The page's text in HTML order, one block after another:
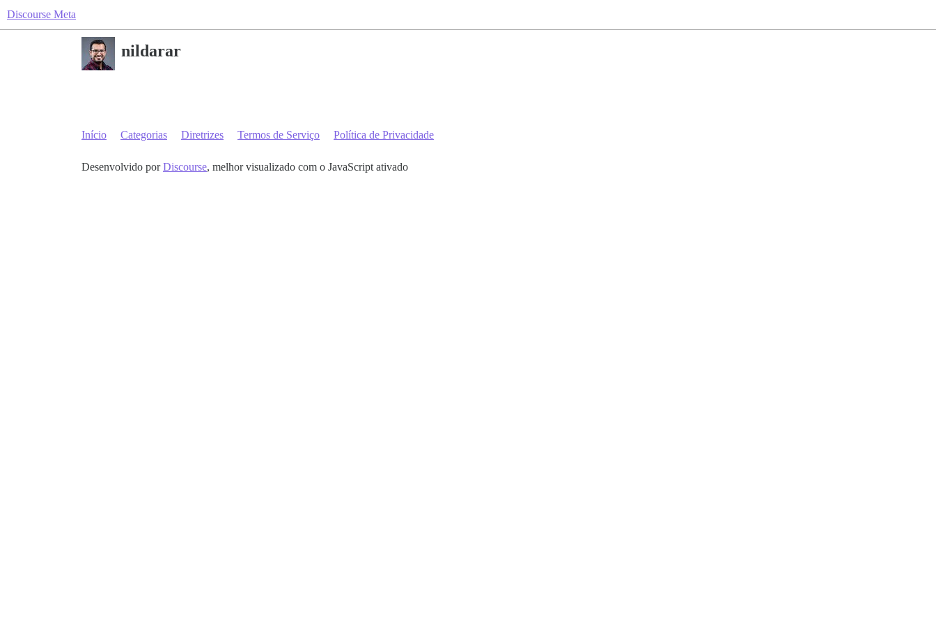
Discourse Meta
nildarar
Início Categorias Diretrizes Termos de Serviço Política de Privacidade
Desenvolvido porDiscourse, melhor visualizado com o JavaScript ativado